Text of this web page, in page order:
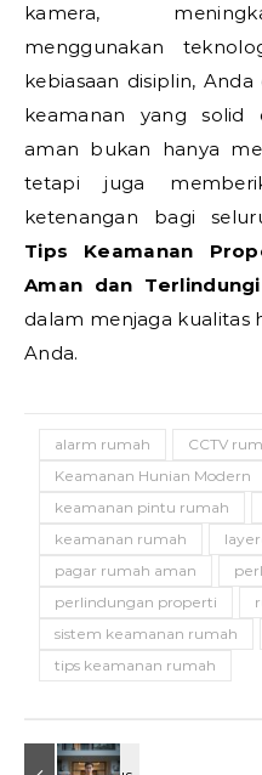
kamera,
menggunakan
kebiasaan disiplin,
keamanan yang solid
aman bukan hanya
tetapi juga
ketenangan bagi
Tips Keamanan
Aman dan Terlindungi
dalam menjaga kualitas
Anda.
alarm rumah CCTV
Keamanan Hunian Modern
keamanan pintu rumah
keamanan rumah
pagar rumah aman
perlindungan properti
sistem keamanan rumah
tips keamanan rumah